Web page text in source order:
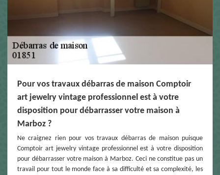
Pour vos travaux débarras de maison Comptoir
art jewelry vintage professionnel est à votre
disposition pour débarrasser votre maison à
Marboz ?
Ne craignez rien pour vos travaux débarras de maison puisque
Comptoir art jewelry vintage professionnel est à votre disposition
pour débarrasser votre maison à Marboz. Ceci ne constitue pas un
travail pour tout le monde face à sa difficulté et sa complexité, les